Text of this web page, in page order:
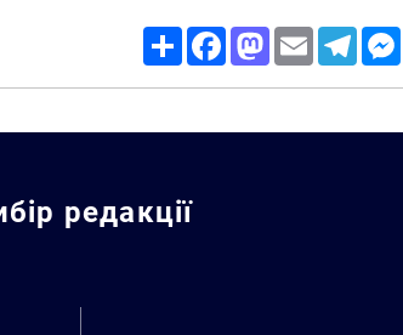
Share FacebookMastodon
Email
редакції